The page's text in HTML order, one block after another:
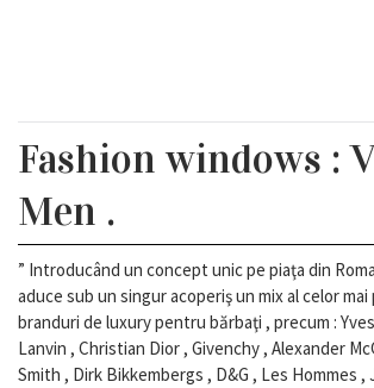
Fashion windows :
Men .
” Introducând un concept unic pe piaţa din
aduce sub un singur acoperiş un mix al celor
branduri de luxury pentru bărbaţi , precum :
Lanvin , Christian Dior , Givenchy , Alexander
Smith , Dirk Bikkembergs , D&G , Les Hommes ,